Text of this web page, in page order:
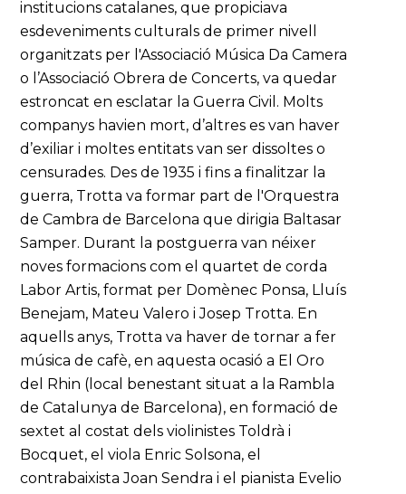
institucions catalanes, que propiciava
esdeveniments culturals de primer nivell
organitzats per l'Associació Música Da Camera
o l’Associació Obrera de Concerts, va quedar
estroncat en esclatar la Guerra Civil. Molts
companys havien mort, d’altres es van haver
d’exiliar i moltes entitats van ser dissoltes o
censurades. Des de 1935 i fins a finalitzar la
guerra, Trotta va formar part de l'Orquestra
de Cambra de Barcelona que dirigia Baltasar
Samper. Durant la postguerra van néixer
noves formacions com el quartet de corda
Labor Artis, format per Domènec Ponsa, Lluís
Benejam, Mateu Valero i Josep Trotta. En
aquells anys, Trotta va haver de tornar a fer
música de cafè, en aquesta ocasió a El Oro
del Rhin (local benestant situat a la Rambla
de Catalunya de Barcelona), en formació de
sextet al costat dels violinistes Toldrà i
Bocquet, el viola Enric Solsona, el
contrabaixista Joan Sendra i el pianista Evelio